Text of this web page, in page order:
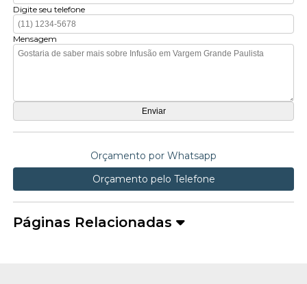
Digite seu telefone
Mensagem
Orçamento por Whatsapp
Orçamento pelo Telefone
Páginas Relacionadas